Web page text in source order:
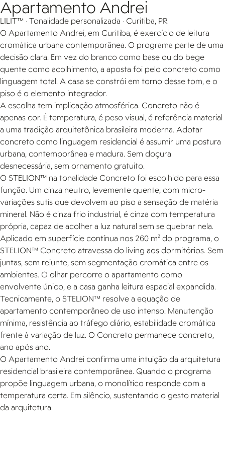
Apartamento Andrei
LILIT™ · Tonalidade personalizada · Curitiba, PR
O Apartamento Andrei, em Curitiba, é exercício de leitura
cromática urbana contemporânea. O programa parte de uma
decisão clara. Em vez do branco como base ou do bege
quente como acolhimento, a aposta foi pelo concreto como
linguagem total. A casa se constrói em torno desse tom, e o
piso é o elemento integrador.
A escolha tem implicação atmosférica. Concreto não é
apenas cor. É temperatura, é peso visual, é referência material
a uma tradição arquitetônica brasileira moderna. Adotar
concreto como linguagem residencial é assumir uma postura
urbana, contemporânea e madura. Sem doçura
desnecessária, sem ornamento gratuito.
O STELION™ na tonalidade Concreto foi escolhido para essa
função. Um cinza neutro, levemente quente, com micro-
variações sutis que devolvem ao piso a sensação de matéria
mineral. Não é cinza frio industrial, é cinza com temperatura
própria, capaz de acolher a luz natural sem se quebrar nela.
Aplicado em superfície contínua nos 260 m² do programa, o
STELION™ Concreto atravessa do living aos dormitórios. Sem
juntas, sem rejunte, sem segmentação cromática entre os
ambientes. O olhar percorre o apartamento como
envolvente único, e a casa ganha leitura espacial expandida.
Tecnicamente, o STELION™ resolve a equação de
apartamento contemporâneo de uso intenso. Manutenção
mínima, resistência ao tráfego diário, estabilidade cromática
frente à variação de luz. O Concreto permanece concreto,
ano após ano.
O Apartamento Andrei confirma uma intuição da arquitetura
residencial brasileira contemporânea. Quando o programa
propõe linguagem urbana, o monolítico responde com a
temperatura certa. Em silêncio, sustentando o gesto material
da arquitetura.